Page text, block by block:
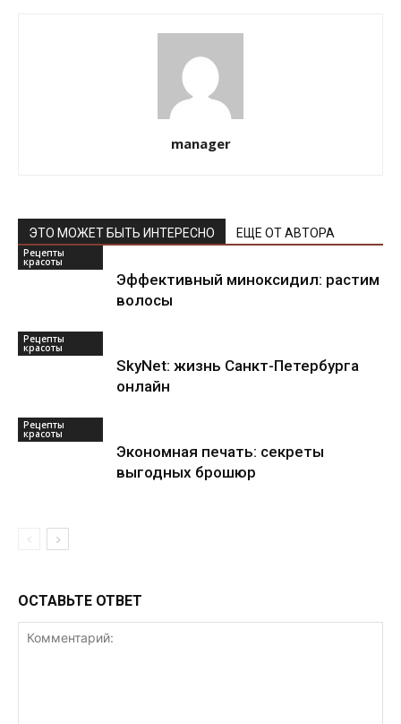
manager
ЭТО МОЖЕТ БЫТЬ ИНТЕРЕСНО ЕЩЕ ОТ АВТОРА
Рецепты
красоты
Эффективный миноксидил: растим
волосы
Рецепты
красоты
SkyNet: жизнь Санкт-Петербурга
онлайн
Рецепты
красоты
Экономная печать: секреты
выгодных брошюр
ОСТАВЬТЕ ОТВЕТ